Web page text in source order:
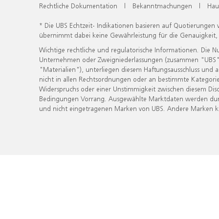
Rechtliche Dokumentation | Bekanntmachungen |
* Die UBS Echtzeit- Indikationen basieren auf
übernimmt dabei keine Gewährleistung für die
Wichtige rechtliche und regulatorische Informationen. Die
Unternehmen oder Zweigniederlassungen (zusammen
"Materialien"), unterliegen diesem Haftungsausschluss
nicht in allen Rechtsordnungen oder an bestimmte
Widerspruchs oder einer Unstimmigkeit zwischen diesem
Bedingungen Vorrang. Ausgewählte Marktdaten werden
und nicht eingetragenen Marken von UBS. Andere Marken